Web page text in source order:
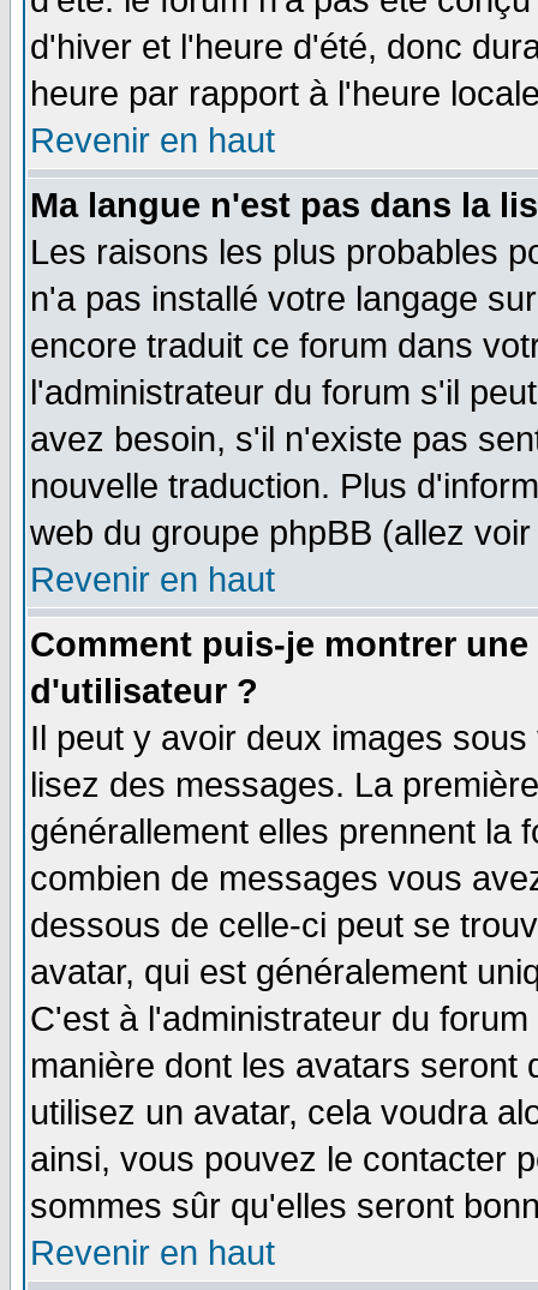
d'hiver et l'heure d'été, donc
heure par rapport à l'heure
Revenir en haut
Ma langue n'est pas dans la
Les raisons les plus probables
n'a pas installé votre langage
encore traduit ce forum dans
l'administrateur du forum s'il
avez besoin, s'il n'existe pas
nouvelle traduction. Plus
web du groupe phpBB (allez
Revenir en haut
Comment puis-je montrer
d'utilisateur ?
Il peut y avoir deux images
lisez des messages. La
générallement elles prennent la
combien de messages vous
dessous de celle-ci peut se
avatar, qui est généralement
C'est à l'administrateur du
manière dont les avatars seront
utilisez un avatar, cela voudra
ainsi, vous pouvez le contacter
sommes sûr qu'elles seront
Revenir en haut